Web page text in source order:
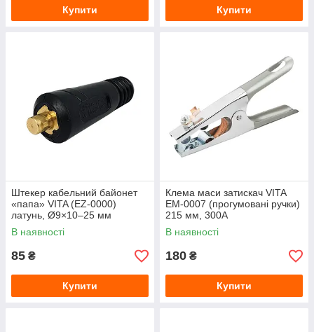
Купити Купити
Штекер кабельний байонет
«папа» VITA (EZ‑0000)
латунь, Ø9×10–25 мм
В наявності
85 ₴
Купити
Клема маси затискач VITA
EM-0007 (прогумовані ручки)
215 мм, 300А
В наявності
180 ₴
Купити